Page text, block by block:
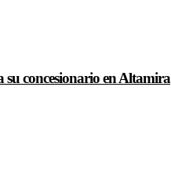
concesionario en Altamira